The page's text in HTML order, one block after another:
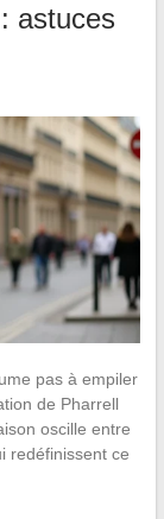
astuces
pas à empiler
de Pharrell
oscille entre
redéfinissent ce